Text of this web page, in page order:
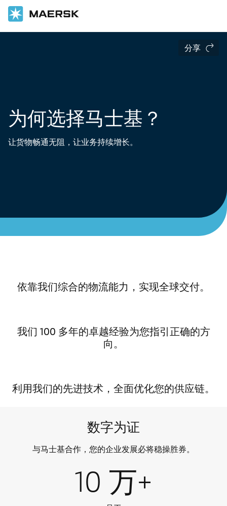
分享
为何选择马士基？
让货物畅通无阻，让业务持续增长。
依靠我们综合的物流能力，实现全球交付。
我们 100 多年的卓越经验为您指引正确的方
向。
利用我们的先进技术，全面优化您的供应链。
数字为证
与马士基合作，您的企业发展必将稳操胜券。
10 万+